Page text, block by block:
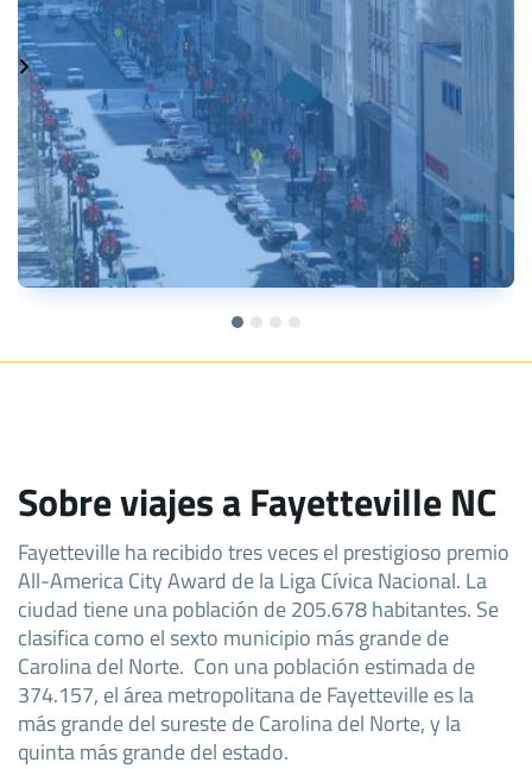
Sobre viajes a Fayetteville NC
Fayetteville ha recibido tres veces el prestigioso premio
All-America City Award de la Liga Cívica Nacional. La
ciudad tiene una población de 205.678 habitantes. Se
clasifica como el sexto municipio más grande de
Carolina del Norte. Con una población estimada de
374.157, el área metropolitana de Fayetteville es la
más grande del sureste de Carolina del Norte, y la
quinta más grande del estado.